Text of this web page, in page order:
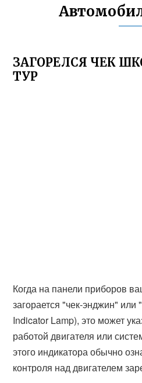
ЗАГОРЕЛСЯ ЧЕК
ТУР
Когда на панели приборов
загорается "чек-энджин" или
Indicator Lamp), это может
работой двигателя или
этого индикатора обычно
контроля над двигателем